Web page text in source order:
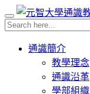
通識簡介
教學理念
通識沿革
學部組織